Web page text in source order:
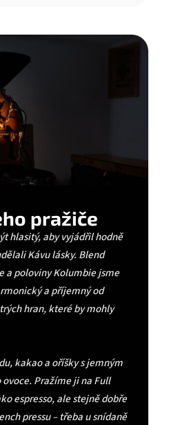
pražiče
hlasitý, aby vyjádřil hodně
Kávu lásky. Blend
a poloviny Kolumbie jsme
a příjemný od
hran, které by mohly
kakao a oříšky s jemným
Pražíme ji na Full
espresso, ale stejně dobře
pressu – třeba u snídaně